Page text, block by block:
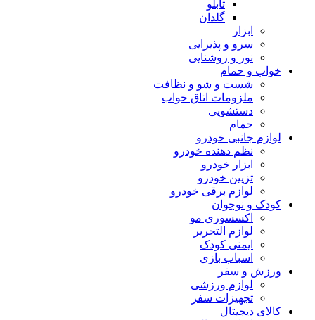
تابلو
گلدان
ابزار
سرو و پذیرایی
نور و روشنایی
خواب و حمام
شست و شو و نظافت
ملزومات اتاق خواب
دستشویی
حمام
لوازم جانبی خودرو
نظم دهنده خودرو
ابزار خودرو
تزیین خودرو
لوازم برقی خودرو
کودک و نوجوان
اکسسوری مو
لوازم التحریر
ایمنی کودک
اسباب بازی
ورزش و سفر
لوازم ورزشی
تجهیزات سفر
کالای دیجیتال